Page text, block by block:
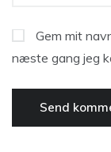
Gem mit
næste gang jeg